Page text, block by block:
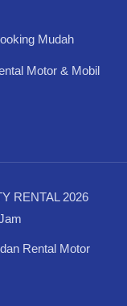
Mudah
Motor & Mobil
RENTAL 2026
Rental Motor